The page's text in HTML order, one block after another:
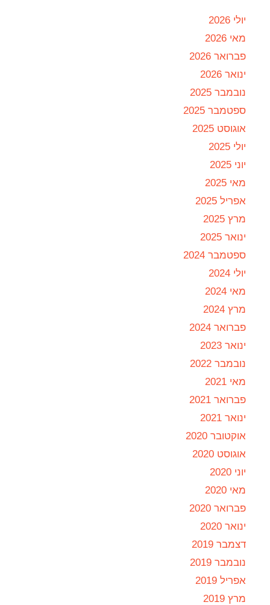
יולי 2026
מאי 2026
פברואר 2026
ינואר 2026
נובמבר 2025
ספטמבר 2025
אוגוסט 2025
יולי 2025
יוני 2025
מאי 2025
אפריל 2025
מרץ 2025
ינואר 2025
ספטמבר 2024
יולי 2024
מאי 2024
מרץ 2024
פברואר 2024
ינואר 2023
נובמבר 2022
מאי 2021
פברואר 2021
ינואר 2021
אוקטובר 2020
אוגוסט 2020
יוני 2020
מאי 2020
פברואר 2020
ינואר 2020
דצמבר 2019
נובמבר 2019
אפריל 2019
מרץ 2019